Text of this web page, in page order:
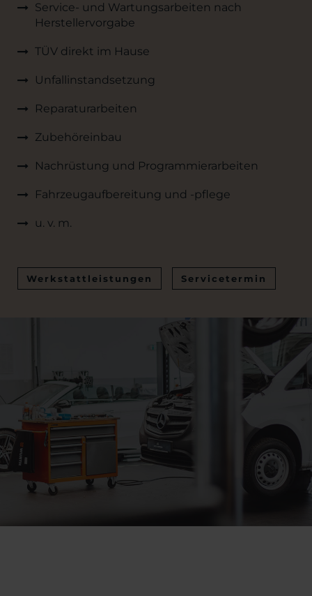
Service- und Wartungsarbeiten nach
Herstellervorgabe
TÜV direkt im Hause
Unfallinstandsetzung
Reparaturarbeiten
Zubehöreinbau
Nachrüstung und Programmierarbeiten
Fahrzeugaufbereitung und -pflege
u. v. m.
Werkstattleistungen Servicetermin